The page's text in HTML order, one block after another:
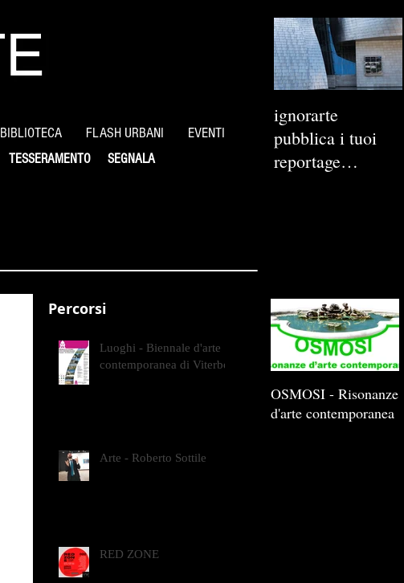
BIBLIOTECA FLASH URBANI EVENTI
SEGNALA
TESSERAMENTO
ignorarte
pubblica i tuoi
reportage
Percorsi
Luoghi - Biennale d'arte
contemporanea di Viterbo
Arte - Roberto Sottile
RED ZONE
OSMOSI - Risonanze
d'arte contemporanea